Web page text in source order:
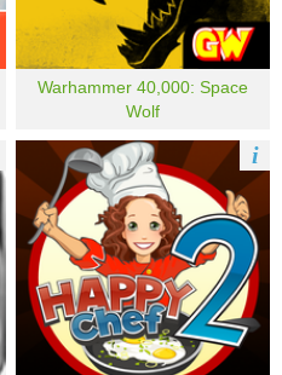
Warhammer 40,000: Space
Wolf
i